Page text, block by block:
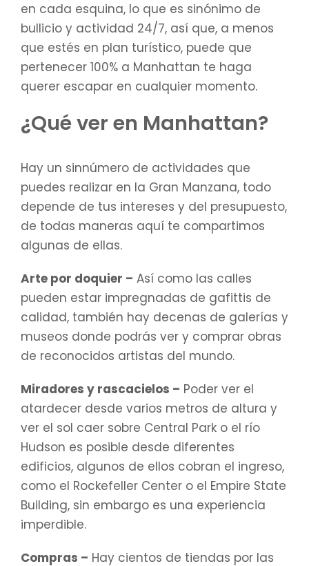
en cada esquina, lo que es sinónimo de
bullicio y actividad 24/7, así que, a menos
que estés en plan turístico, puede que
pertenecer 100% a Manhattan te haga
querer escapar en cualquier momento.
¿Qué ver en Manhattan?
Hay un sinnúmero de actividades que
puedes realizar en la Gran Manzana, todo
depende de tus intereses y del presupuesto,
de todas maneras aquí te compartimos
algunas de ellas.
Arte por doquier – Así como las calles
pueden estar impregnadas de gafittis de
calidad, también hay decenas de galerías y
museos donde podrás ver y comprar obras
de reconocidos artistas del mundo.
Miradores y rascacielos – Poder ver el
atardecer desde varios metros de altura y
ver el sol caer sobre Central Park o el río
Hudson es posible desde diferentes
edificios, algunos de ellos cobran el ingreso,
como el Rockefeller Center o el Empire State
Building, sin embargo es una experiencia
imperdible.
Compras – Hay cientos de tiendas por las